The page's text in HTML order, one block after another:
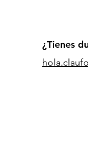
¿Tienes